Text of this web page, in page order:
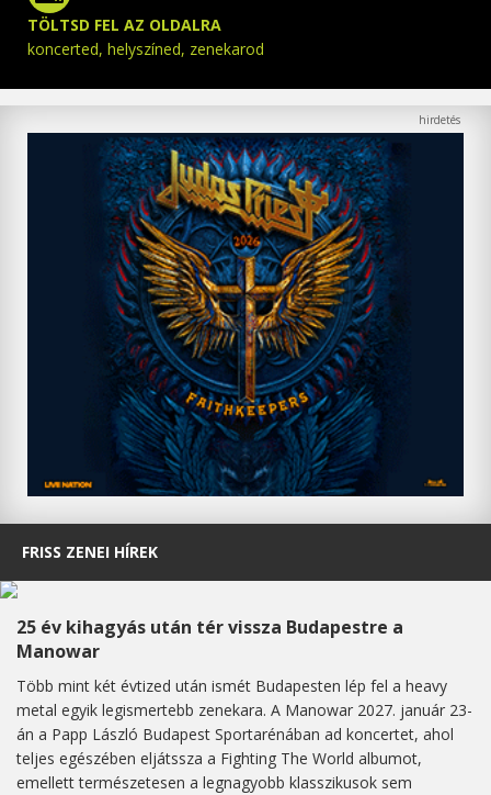
TÖLTSD FEL AZ OLDALRA
koncerted, helyszíned, zenekarod
FRISS ZENEI HÍREK
25 év kihagyás után tér vissza Budapestre a
Manowar
Több mint két évtized után ismét Budapesten lép fel a heavy
metal egyik legismertebb zenekara. A Manowar 2027. január 23-
án a Papp László Budapest Sportarénában ad koncertet, ahol
teljes egészében eljátssza a Fighting The World albumot,
emellett természetesen a legnagyobb klasszikusok sem